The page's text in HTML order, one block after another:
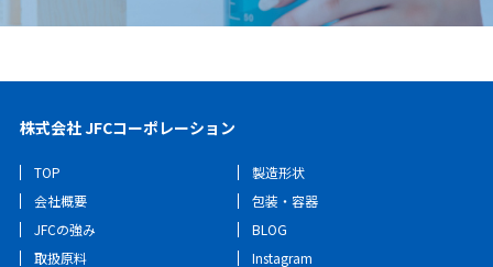
株式会社 JFCコーポレーション
TOP
会社概要
JFCの強み
取扱原料
製造形状
包装・容器
BLOG
Instagram